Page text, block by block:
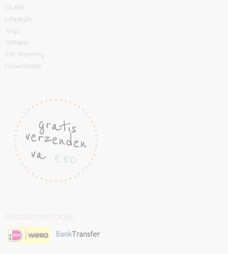
Outlet
Lifestyle
Toys
Giftsets
For Mommy
Downloads
Betaalmethodes